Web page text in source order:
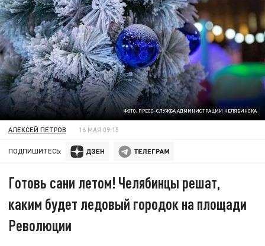
ФОТО: ПРЕСС-СЛУЖБА АДМИНИСТРАЦИИ ЧЕЛЯБИНСКА
АЛЕКСЕЙ ПЕТРОВ 16 МАЯ 09:15
ПОДПИШИТЕСЬ:
Готовь сани летом! Челябинцы решат,
каким будет ледовый городок на площади
Революции